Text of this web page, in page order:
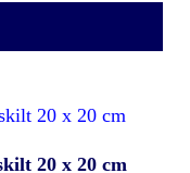
20 x 20 cm